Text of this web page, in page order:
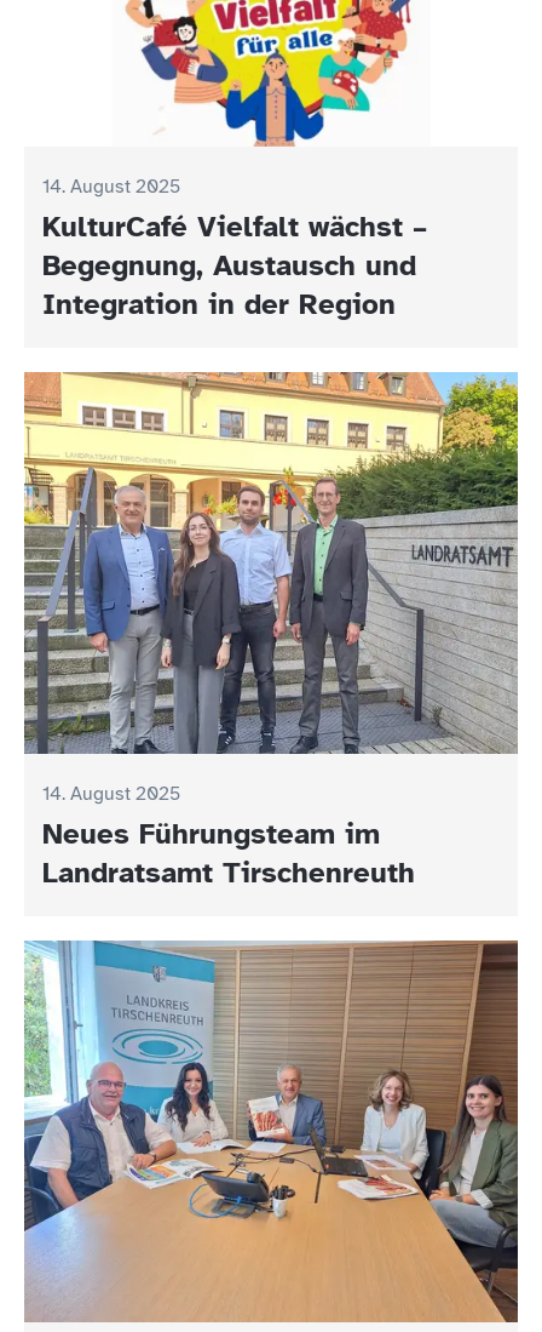
14. August 2025
KulturCafé Vielfalt wächst –
Begegnung, Austausch und
Integration in der Region
14. August 2025
Neues Führungsteam im
Landratsamt Tirschenreuth